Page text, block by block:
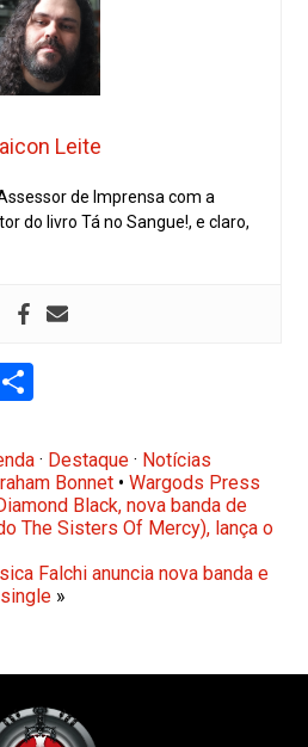
Leite
de Imprensa com a
do livro Tá no Sangue!, e claro,
· Destaque · Notícias
Bonnet •Wargods Press
Black, nova banda de
The Sisters Of Mercy), lança o
Falchi anuncia nova banda e
»